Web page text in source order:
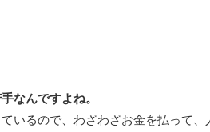
なんですよね。
いるので、わざわざお金を払って、